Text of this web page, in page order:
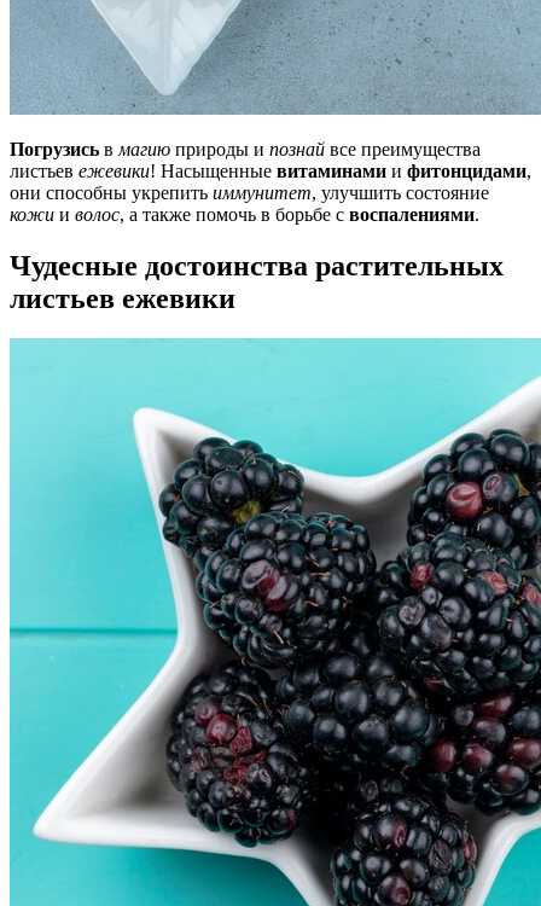
Погрузись в магию природы и познай все преимущества
листьев ежевики! Насыщенные витаминами и фитонцидами,
они способны укрепить иммунитет, улучшить состояние
кожи и волос, а также помочь в борьбе с воспалениями.
Чудесные достоинства растительных
листьев ежевики